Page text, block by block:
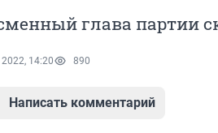
глава партии
14:20 890
Написать комментарий